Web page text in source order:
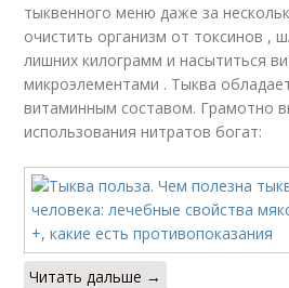
тыквенного меню даже за
очистить организм от токсинов ,
лишних килограмм и насытиться
микроэлементами . Тыква
витаминным составом. Грамотно
использования нитратов богат:
Читать дальше →